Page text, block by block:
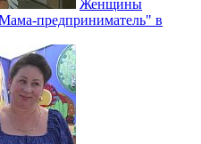
Женщины
предприниматель" в